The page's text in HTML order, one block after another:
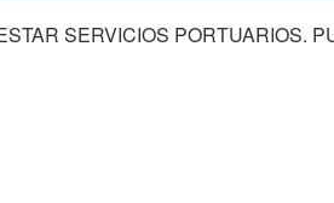
SERVICIOS PORTUARIOS.